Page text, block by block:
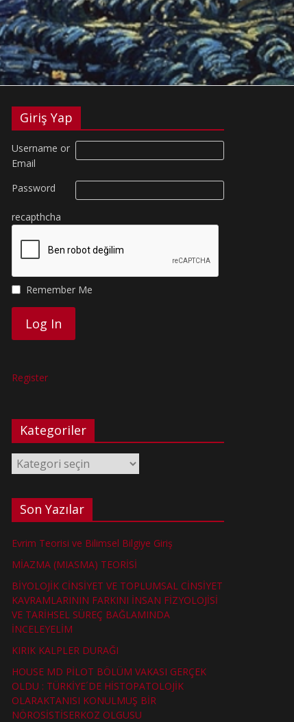
Giriş Yap
Username or
Email
Password
recapthcha
Remember Me
Register
Kategoriler
Kategoriler
Son Yazılar
Evrim Teorisi ve Bilimsel Bilgiye Giriş
MİAZMA (MIASMA) TEORİSİ
BİYOLOJİK CİNSİYET VE TOPLUMSAL CİNSİYET
KAVRAMLARININ FARKINI İNSAN FİZYOLOJİSİ
VE TARİHSEL SÜREÇ BAĞLAMINDA
İNCELEYELİM
KIRIK KALPLER DURAĞI
HOUSE MD PİLOT BÖLÜM VAKASI GERÇEK
OLDU : TÜRKİYE´DE HİSTOPATOLOJİK
OLARAKTANISI KONULMUŞ BİR
NÖROSİSTİSERKOZ OLGUSU